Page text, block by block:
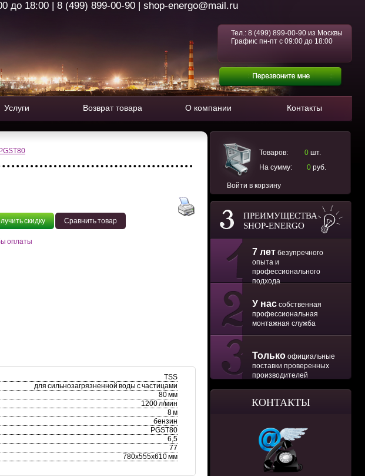
18:00 | 8 (499) 899-00-90 | shop-energo@mail.ru
Тел.: 8 (499) 899-00-90 из Москвы
График: пн-пт с 09:00 до 18:00
Услуги Возврат товара О компании Контакты
Товаров: 0 шт.
На сумму:
0 руб.
Войти в корзину
ПРЕИМУЩЕСТВА
SHOP-ENERGO
7 лет безупречного
опыта и
профессионального
подхода
У нас собственная
профессиональная
монтажная служба
Только официальные
поставки проверенных
производителей
КОНТАКТЫ
скидку Сравнить товар
оплаты
TSS
для сильнозагрязненной воды с частицами
80 мм
1200 л/мин
8 м
бензин
PGST80
6,5
77
780x555x610 мм